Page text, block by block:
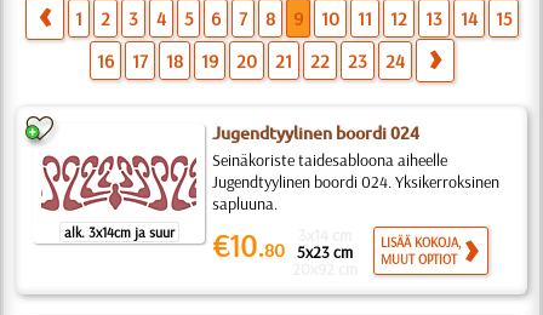
1 2 3 4 5 6 7 8 9 10 11 12 13 14
15
16
17 18 19 20 21 22 23 24
alk. 3x14cm ja suur
Jugendtyylinen boordi 024
Seinäkoriste taidesabloona aiheelle
Jugendtyylinen boordi 024. Yksikerroksinen
sapluuna.
€10.80 5x23 cm
LISÄÄ KOKOJA,
MUUT OPTIOT